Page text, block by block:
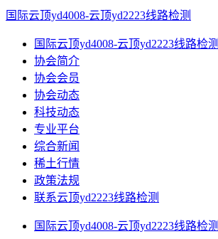
国际云顶yd4008-云顶yd2223线路检测
国际云顶yd4008-云顶yd2223线路检测
协会简介
协会会员
协会动态
科技动态
专业平台
综合新闻
稀土行情
政策法规
联系云顶yd2223线路检测
国际云顶yd4008-云顶yd2223线路检测